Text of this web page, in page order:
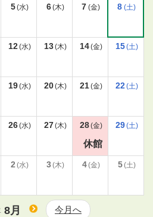
5(水) 6(木) 7 (金) 8 (土)
12(水) 13(木) 14(金) 15(土)
19(水) 20(木) 21(金) 22(土)
26(水) 27(木) 28(金)
休館
29(土)
2 (水) 3(木) 4(金) 5(土)
8月 今月へ